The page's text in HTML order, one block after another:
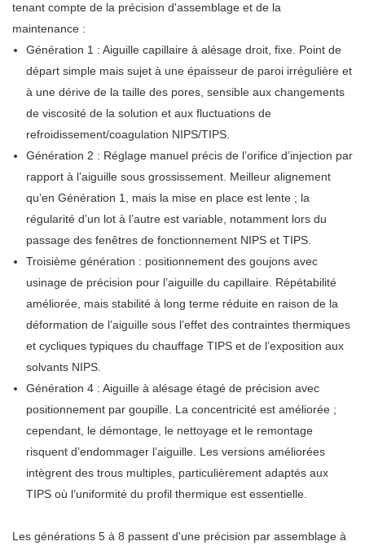
tenant compte de la précision d'assemblage et de la
maintenance :
Génération 1 : Aiguille capillaire à alésage droit, fixe. Point de
départ simple mais sujet à une épaisseur de paroi irrégulière et
à une dérive de la taille des pores, sensible aux changements
de viscosité de la solution et aux fluctuations de
refroidissement/coagulation NIPS/TIPS.
Génération 2 : Réglage manuel précis de l’orifice d’injection par
rapport à l’aiguille sous grossissement. Meilleur alignement
qu’en Génération 1, mais la mise en place est lente ; la
régularité d’un lot à l’autre est variable, notamment lors du
passage des fenêtres de fonctionnement NIPS et TIPS.
Troisième génération : positionnement des goujons avec
usinage de précision pour l’aiguille du capillaire. Répétabilité
améliorée, mais stabilité à long terme réduite en raison de la
déformation de l’aiguille sous l’effet des contraintes thermiques
et cycliques typiques du chauffage TIPS et de l’exposition aux
solvants NIPS.
Génération 4 : Aiguille à alésage étagé de précision avec
positionnement par goupille. La concentricité est améliorée ;
cependant, le démontage, le nettoyage et le remontage
risquent d’endommager l’aiguille. Les versions améliorées
intègrent des trous multiples, particulièrement adaptés aux
TIPS où l’uniformité du profil thermique est essentielle.
Les générations 5 à 8 passent d'une précision par assemblage à